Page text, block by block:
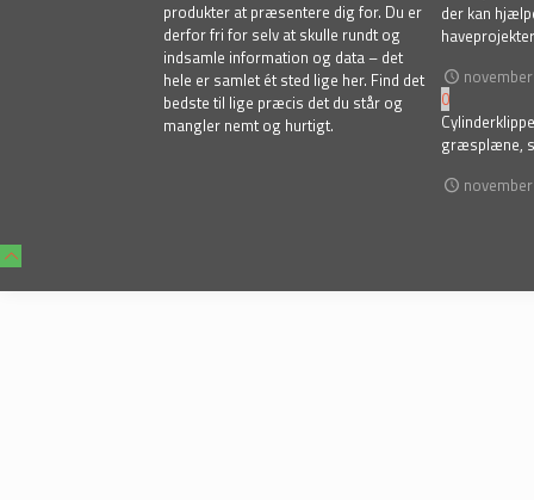
produkter at præsentere dig for. Du er
derfor fri for selv at skulle rundt og
indsamle information og data – det
hele er samlet ét sted lige her. Find det
bedste til lige præcis det du står og
mangler nemt og hurtigt.
der kan
0
græsplæne,